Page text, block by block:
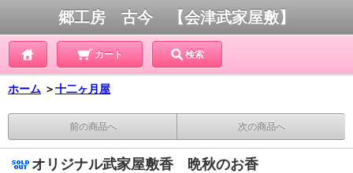
郷工房 古今 【会津武家屋敷】
カート 検索
ホーム ＞十二ヶ月屋
前の商品へ 次の商品へ
オリジナル武家屋敷香 晩秋のお香